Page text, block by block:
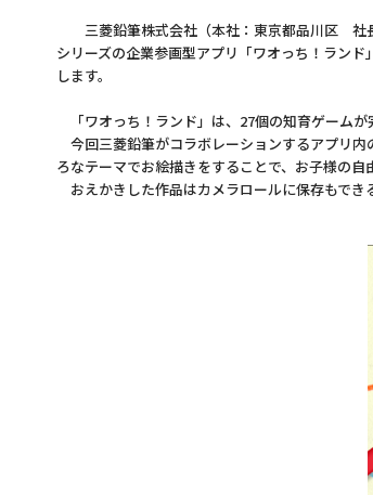
三菱鉛筆株式会社（本社：東京都品川区 社長
シリーズの企業参画型アプリ「ワオっち！ラン
します。
「ワオっち！ランド」は、27個の知育ゲームが
今回三菱鉛筆がコラボレーションするアプリ
ろなテーマでお絵描きをすることで、お子様の自
おえかきした作品はカメラロールに保存もでき